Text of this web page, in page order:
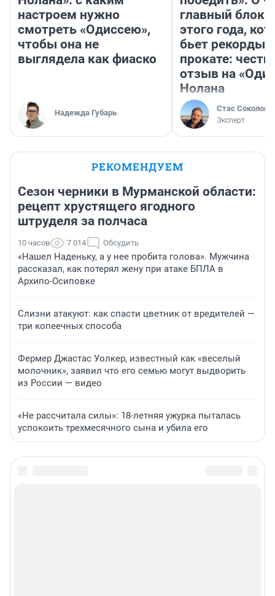
настроем нужно
смотреть «Одиссею»,
чтобы она не
выглядела как фиаско
Надежда Губарь
главный
этого года,
бьет рекорды в
прокате:
отзыв на
Нолана
Стас Соколов
Эксперт
РЕКОМЕНДУЕМ
Сезон черники в Мурманской области:
рецепт хрустящего ягодного
штруделя за полчаса
10 часов 7 014 Обсудить
«Нашел Наденьку, а у нее пробита голова». Мужчина
рассказал, как потерял жену при атаке БПЛА в
Архипо-Осиповке
Слизни атакуют: как спасти цветник от вредителей —
три копеечных способа
Фермер Джастас Уолкер, известный как «веселый
молочник», заявил что его семью могут выдворить
из России — видео
«Не рассчитала силы»: 18-летняя ужурка пыталась
успокоить трехмесячного сына и убила его